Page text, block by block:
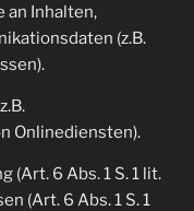
an Inhalten,
(z.B.
Onlinediensten).
(Art. 6 Abs. 1 S. 1 lit.
(Art. 6 Abs. 1 S. 1